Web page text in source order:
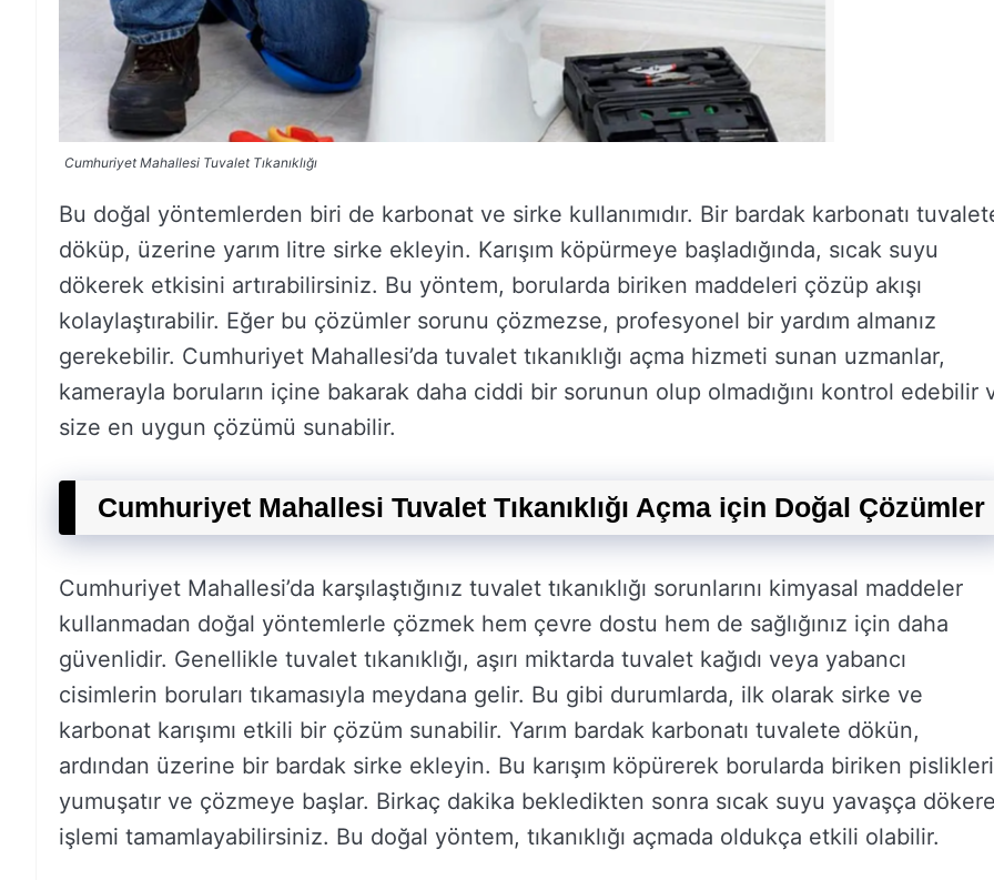
Cumhuriyet Mahallesi Tuvalet Tıkanıklığı
Bu doğal yöntemlerden biri de karbonat ve sirke kullanımıdır. Bir bardak karbonatı
döküp, üzerine yarım litre sirke ekleyin. Karışım köpürmeye başladığında, sıcak suyu
dökerek etkisini artırabilirsiniz. Bu yöntem, borularda biriken maddeleri çözüp akışı
kolaylaştırabilir. Eğer bu çözümler sorunu çözmezse, profesyonel bir yardım almanız
gerekebilir. Cumhuriyet Mahallesi’da tuvalet tıkanıklığı açma hizmeti sunan uzmanlar,
kamerayla boruların içine bakarak daha ciddi bir sorunun olup olmadığını kontrol edebilir
size en uygun çözümü sunabilir.
Cumhuriyet Mahallesi Tuvalet Tıkanıklığı Açma için Doğal Çözümler
Cumhuriyet Mahallesi’da karşılaştığınız tuvalet tıkanıklığı sorunlarını kimyasal maddeler
kullanmadan doğal yöntemlerle çözmek hem çevre dostu hem de sağlığınız için daha
güvenlidir. Genellikle tuvalet tıkanıklığı, aşırı miktarda tuvalet kağıdı veya yabancı
cisimlerin boruları tıkamasıyla meydana gelir. Bu gibi durumlarda, ilk olarak sirke ve
karbonat karışımı etkili bir çözüm sunabilir. Yarım bardak karbonatı tuvalete dökün,
ardından üzerine bir bardak sirke ekleyin. Bu karışım köpürerek borularda biriken pislikleri
yumuşatır ve çözmeye başlar. Birkaç dakika bekledikten sonra sıcak suyu yavaşça
işlemi tamamlayabilirsiniz. Bu doğal yöntem, tıkanıklığı açmada oldukça etkili olabilir.